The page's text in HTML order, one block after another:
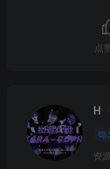
点
H
资